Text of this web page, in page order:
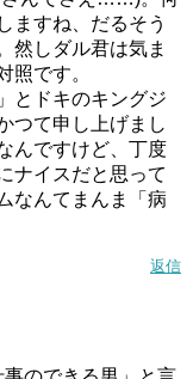
ますね、だるそう
然しダル君は気ま
照です。
とドキのキングジ
つて申し上げまし
んですけど、丁度
ナイスだと思って
なんてまんま「病
返信